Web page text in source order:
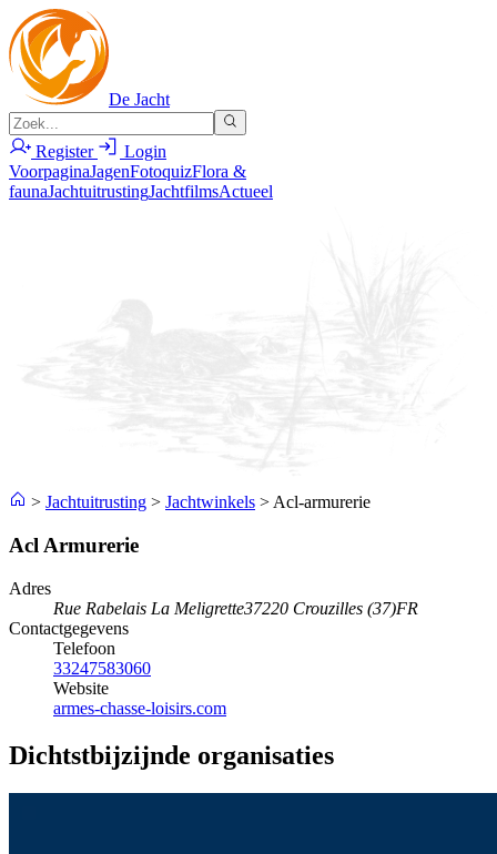
De Jacht
Register
Login
VoorpaginaJagenFotoquizFlora &
faunaJachtuitrustingJachtfilmsActueel
> Jachtuitrusting > Jachtwinkels > Acl-armurerie
Acl Armurerie
Adres
Rue Rabelais La Meligrette37220 Crouzilles (37)FR
Contactgegevens
Telefoon
33247583060
Website
armes-chasse-loisirs.com
Dichtstbijzijnde organisaties